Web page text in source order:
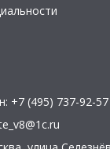
+7 (495) 737-92-57